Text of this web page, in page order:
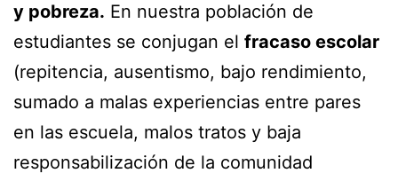
y pobreza. En nuestra población de
estudiantes se conjugan el fracaso escolar
(repitencia, ausentismo, bajo rendimiento,
sumado a malas experiencias entre pares
en las escuela, malos tratos y baja
responsabilización de la comunidad